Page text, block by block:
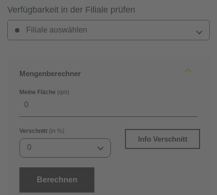
Verfügbarkeit in der Filiale prüfen
Filiale auswählen
Mengenberechner
Meine Fläche (qm)
Verschnitt (in %)
0
Info Verschnitt
Berechnen